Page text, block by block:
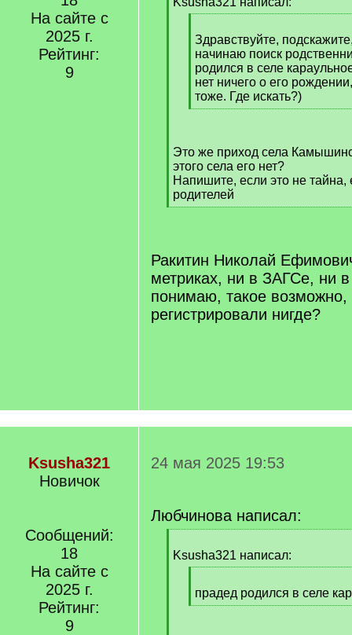
На сайте с
2025 г.
Рейтинг:
9
q
]
Здравствуйте,
начинаю поиск
родился в селе
нет ничего о его
тоже. Где искать?)
[
Это же приход села
этого села его нет?
Напишите, если это не
родителей
[
Ракитин Николай
метриках, ни в ЗАГСе, ни
понимаю, такое возможно,
регистрировали нигде?
Ksusha321
Новичок
Сообщений:
18
На сайте с
2025 г.
Рейтинг:
9
24 мая 2025 19:53
Любчинова написал:
q
Ksusha321 написал:
q
]
прадед родился в селе
[